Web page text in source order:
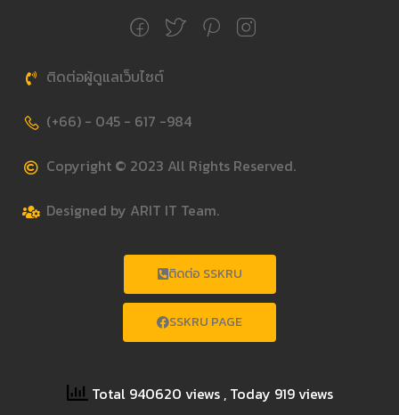
ติดต่อผู้ดูแลเว็บไซต์
(+66) - 045 - 617 -984
Copyright © 2023 All Rights Reserved.
Designed by ARIT IT Team.
ติดต่อ SSKRU
SSKRU PAGE
Total 940620 views , Today 919 views